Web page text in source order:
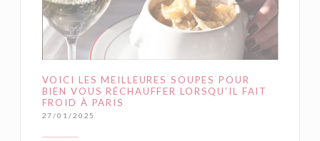
VOICI LES MEILLEURES SOUPES POUR
BIEN VOUS RÉCHAUFFER LORSQU’IL FAIT
FROID À PARIS
27/01/2025